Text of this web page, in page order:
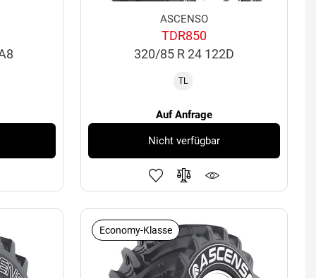
ASCENSO
TDR850
320/85 R 24 122D
TL
Auf Anfrage
Nicht verfügbar
Economy-Klasse